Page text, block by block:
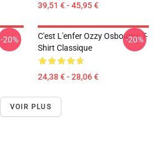
39,51 € - 45,95 €
-20%
C'est L'enfer Ozzy Osbourne T-
Shirt Classique
24,38 € - 28,06 €
-20%
VOIR PLUS